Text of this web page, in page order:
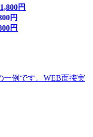
1,800円
円
円
例です。WEB面接実